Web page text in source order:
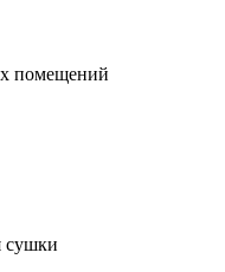
помещений
сушки